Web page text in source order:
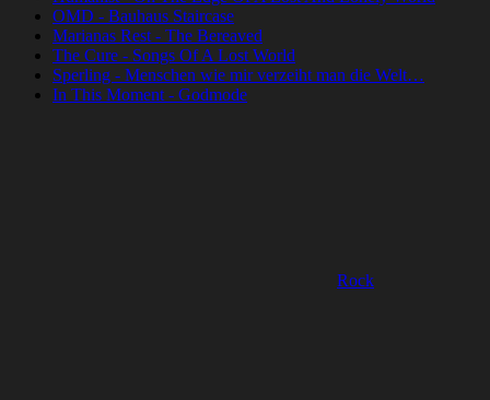
OMD - Bauhaus Staircase
Marianas Rest - The Bereaved
The Cure - Songs Of A Lost World
Sperling - Menschen wie mir verzeiht man die Welt…
In This Moment - Godmode
Rock